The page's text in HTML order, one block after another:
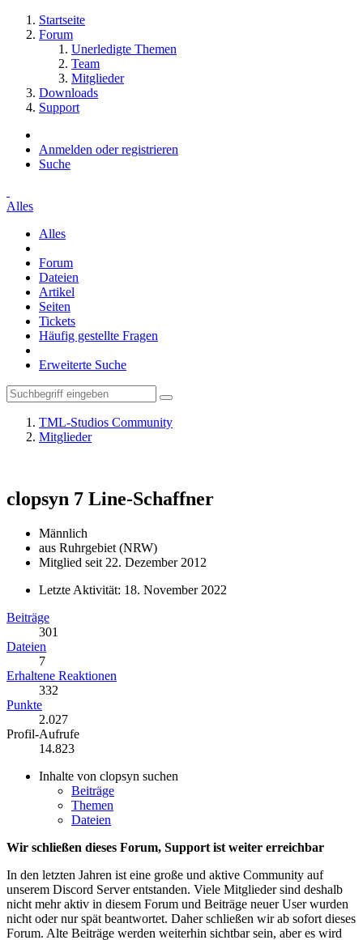
Startseite
Forum
Unerledigte Themen
Team
Mitglieder
Downloads
Support
Anmelden oder registrieren
Suche
Alles
Alles
Forum
Dateien
Artikel
Seiten
Tickets
Häufig gestellte Fragen
Erweiterte Suche
TML-Studios Community
Mitglieder
clopsyn 7 Line-Schaffner
Männlich
aus Ruhrgebiet (NRW)
Mitglied seit 22. Dezember 2012
Letzte Aktivität: 18. November 2022
Beiträge
301
Dateien
7
Erhaltene Reaktionen
332
Punkte
2.027
Profil-Aufrufe
14.823
Inhalte von clopsyn suchen
Beiträge
Themen
Dateien
Wir schließen dieses Forum, Support ist weiter erreichbar
In den letzten Jahren ist eine große und aktive Community auf
unserem Discord Server entstanden. Viele Mitglieder sind deshalb
nicht mehr aktiv in diesem Forum und Beiträge neuer User wurden
nicht oder nur spät beantwortet. Daher schließen wir ab sofort dieses
Forum. Alte Beiträge werden weiterhin sichtbar sein, aber es wird